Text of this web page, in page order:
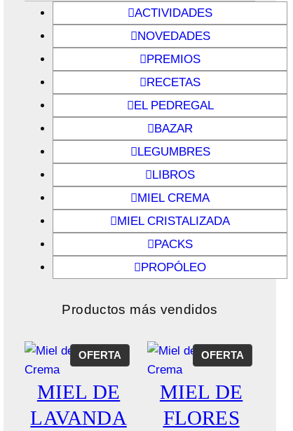
ACTIVIDADES
NOVEDADES
PREMIOS
RECETAS
EL PEDREGAL
BAZAR
LEGUMBRES
LIBROS
MIEL CREMA
MIEL CRISTALIZADA
PACKS
PROPÓLEO
Productos más vendidos
OFERTAP
D
U
MIEL DE
LAVANDA
OFERTAP
D
MIEL DE
FLORES